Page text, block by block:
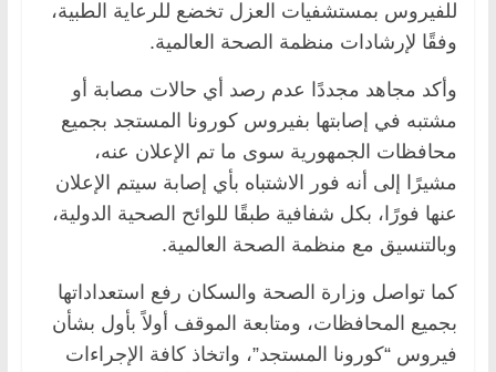
للفيروس بمستشفيات العزل تخضع للرعاية الطبية،
وفقًا لإرشادات منظمة الصحة العالمية.
وأكد مجاهد مجددًا عدم رصد أي حالات مصابة أو
مشتبه في إصابتها بفيروس كورونا المستجد بجميع
محافظات الجمهورية سوى ما تم الإعلان عنه،
مشيرًا إلى أنه فور الاشتباه بأي إصابة سيتم الإعلان
عنها فورًا، بكل شفافية طبقًا للوائح الصحية الدولية،
وبالتنسيق مع منظمة الصحة العالمية.
كما تواصل وزارة الصحة والسكان رفع استعداداتها
بجميع المحافظات، ومتابعة الموقف أولاً بأول بشأن
فيروس “كورونا المستجد”، واتخاذ كافة الإجراءات